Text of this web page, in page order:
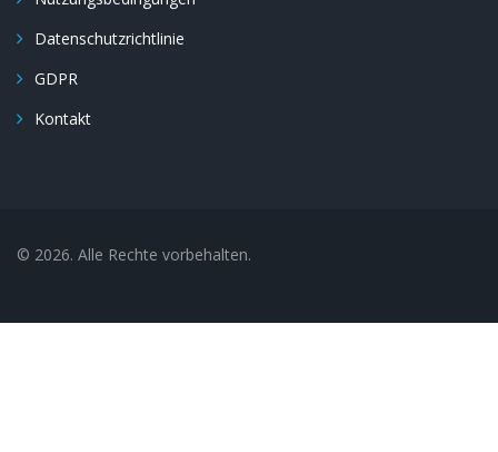
Datenschutzrichtlinie
GDPR
Kontakt
© 2026. Alle Rechte vorbehalten.